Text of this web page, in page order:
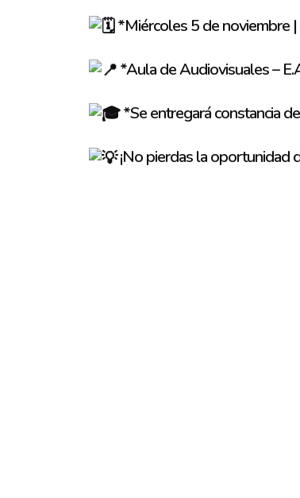
*Miércoles 5 de noviembre |
*Aula de Audiovisuales –
*Se entregará constancia
¡No pierdas la oportunidad